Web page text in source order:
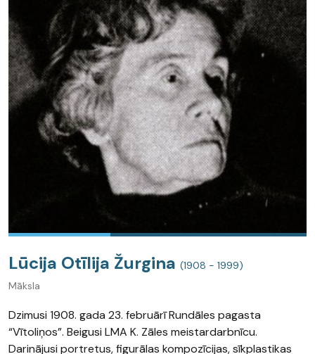
Lūcija Otīlija Žurgina (1908 - 1999)
Māksla
Dzimusi 1908. gada 23. februārī Rundāles pagasta
“Vītoliņos”. Beigusi LMA K. Zāles meistardarbnīcu.
Darinājusi portretus, figurālas kompozīcijas, sīkplastikas